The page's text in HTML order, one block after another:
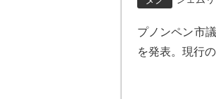
プノンペン市
を発表。現行